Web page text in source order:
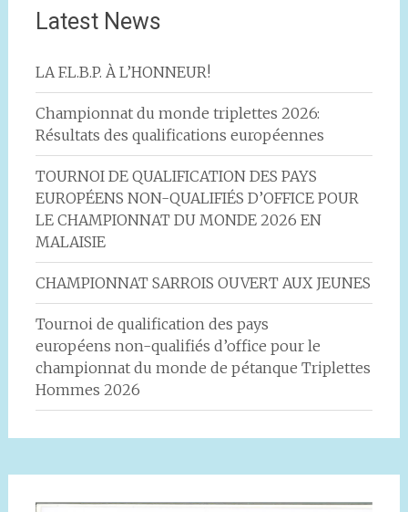
l'article
Latest News
LA F.L.B.P. À L’HONNEUR!
Championnat du monde triplettes 2026:
Résultats des qualifications européennes
TOURNOI DE QUALIFICATION DES PAYS
EUROPÉENS NON-QUALIFIÉS D’OFFICE POUR
LE CHAMPIONNAT DU MONDE 2026 EN
MALAISIE
CHAMPIONNAT SARROIS OUVERT AUX JEUNES
Tournoi de qualification des pays
européens non-qualifiés d’office pour le
championnat du monde de pétanque Triplettes
Hommes 2026